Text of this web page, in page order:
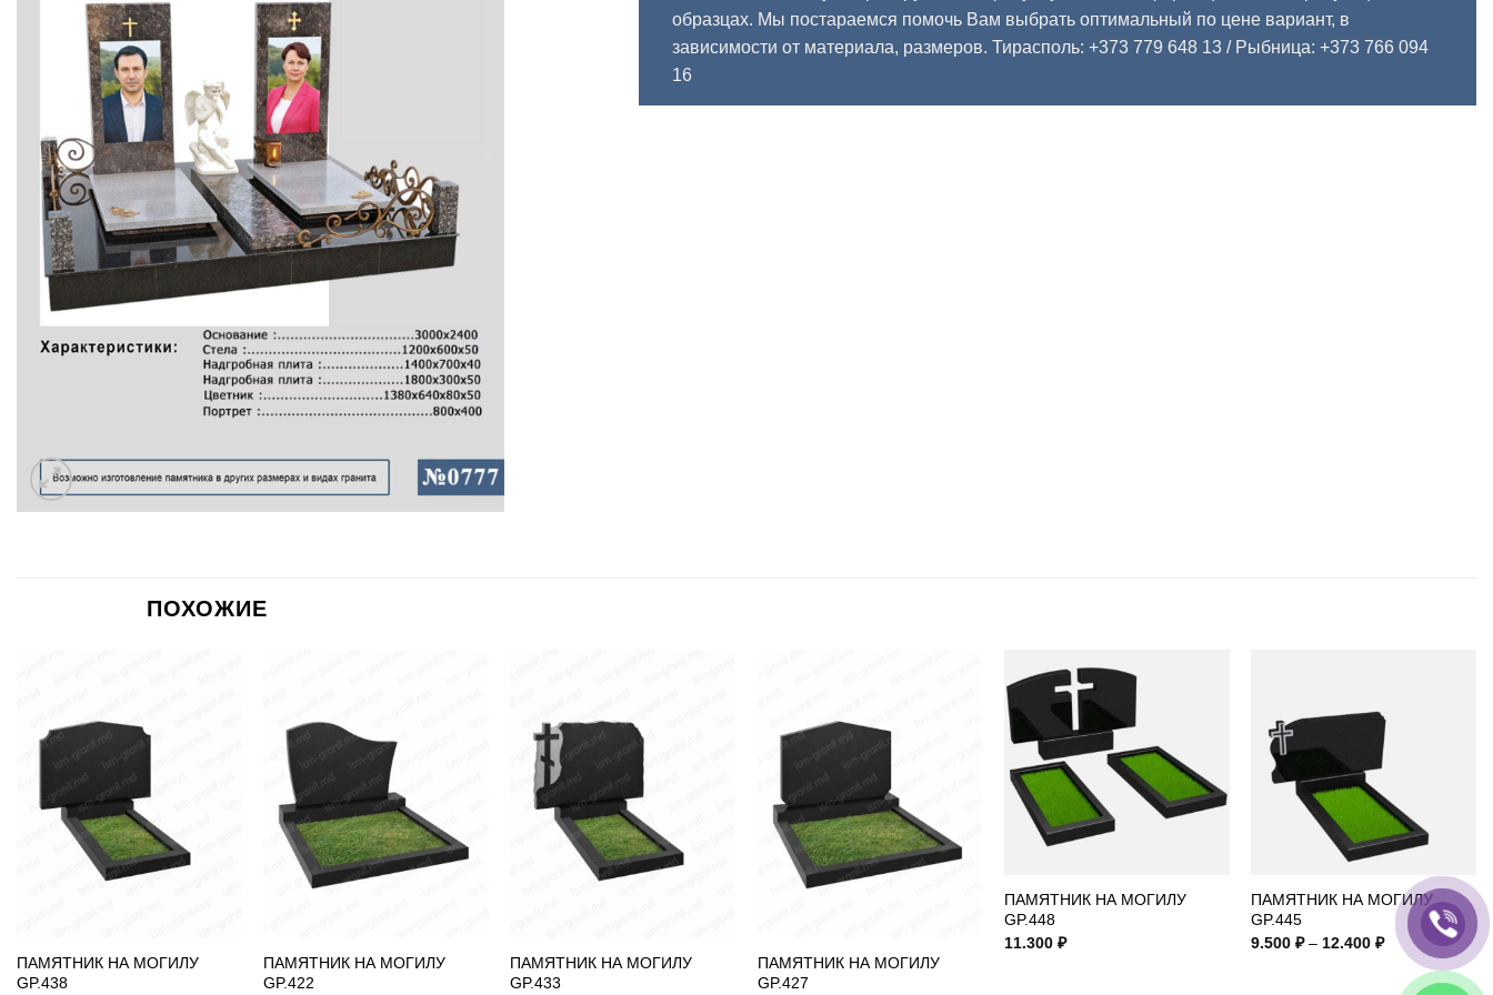
образцах. Мы постараемся помочь Вам выбрать оптимальный по цене вариант, в
зависимости от материала, размеров. Тирасполь: +373 779 648 13 / Рыбница: +373 766 094
16
ПОХОЖИЕ
ПАМЯТНИК НА МОГИЛУ
GP.438
ПАМЯТНИК НА МОГИЛУ
GP.422
ПАМЯТНИК НА МОГИЛУ
GP.433
ПАМЯТНИК НА МОГИЛУ
GP.427
ПАМЯТНИК НА МОГИЛУ
GP.448
11.300₽
ПАМЯТНИК НА МОГИЛУ
GP.445
9.500₽ – 12.400₽Диапазон
цен:
9.500 ₽